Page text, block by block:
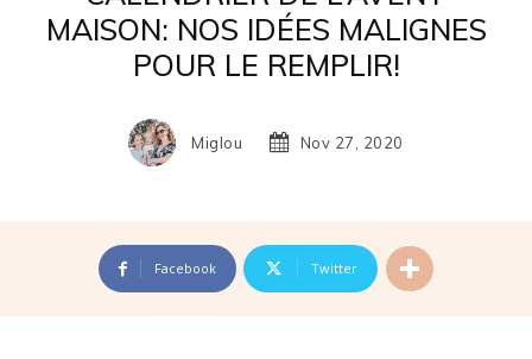
MAISON: NOS IDÉES MALIGNES
POUR LE REMPLIR!
Miglou Nov 27, 2020
Facebook Twitter